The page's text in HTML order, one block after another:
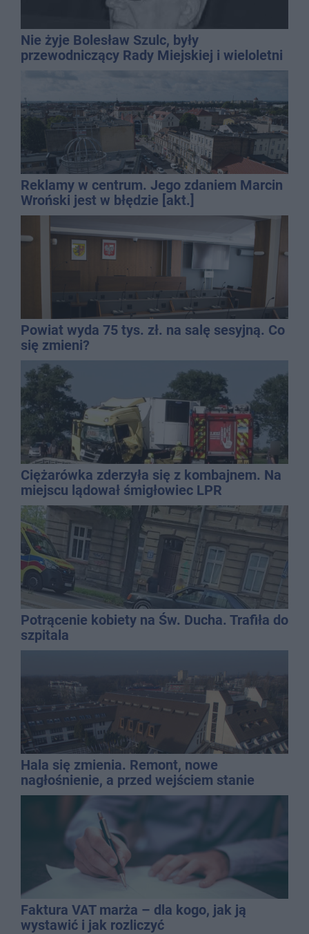
Nie żyje Bolesław Szulc, były
przewodniczący Rady Miejskiej i wieloletni
Reklamy w centrum. Jego zdaniem Marcin
Wroński jest w błędzie [akt.]
Powiat wyda 75 tys. zł. na salę sesyjną. Co
się zmieni?
Ciężarówka zderzyła się z kombajnem. Na
miejscu lądował śmigłowiec LPR
Potrącenie kobiety na Św. Ducha. Trafiła do
szpitala
Hala się zmienia. Remont, nowe
nagłośnienie, a przed wejściem stanie
QEMETICA ARENA
Faktura VAT marża – dla kogo, jak ją
wystawić i jak rozliczyć